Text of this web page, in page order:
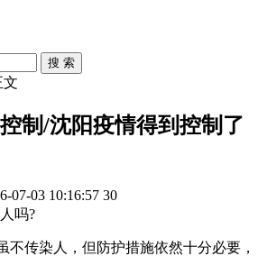
搜 索
文
制/沈阳疫情得到控制了
07-03 10:16:57 30
吗?
不传染人，但防护措施依然十分必要，